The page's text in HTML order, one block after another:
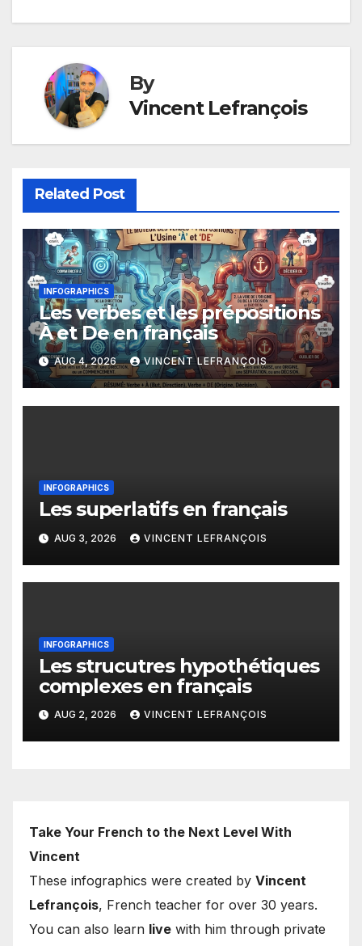
By
Vincent Lefrançois
Related Post
INFOGRAPHICS
Les verbes et les prépositions
À et De en français
AUG 4, 2026 VINCENT LEFRANÇOIS
INFOGRAPHICS
Les superlatifs en français
AUG 3, 2026 VINCENT LEFRANÇOIS
INFOGRAPHICS
Les strucutres hypothétiques
complexes en français
AUG 2, 2026 VINCENT LEFRANÇOIS
Take Your French to the Next Level With
Vincent
These infographics were created by Vincent
Lefrançois, French teacher for over 30 years.
You can also learn live with him through private